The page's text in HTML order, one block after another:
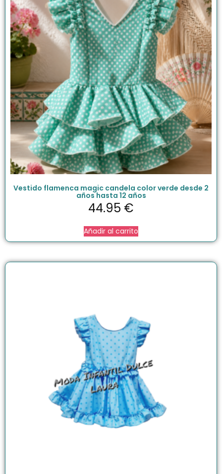
Vestido flamenca magic candela color verde desde 2
años hasta 12 años
44.95 €
Añadir al carrito